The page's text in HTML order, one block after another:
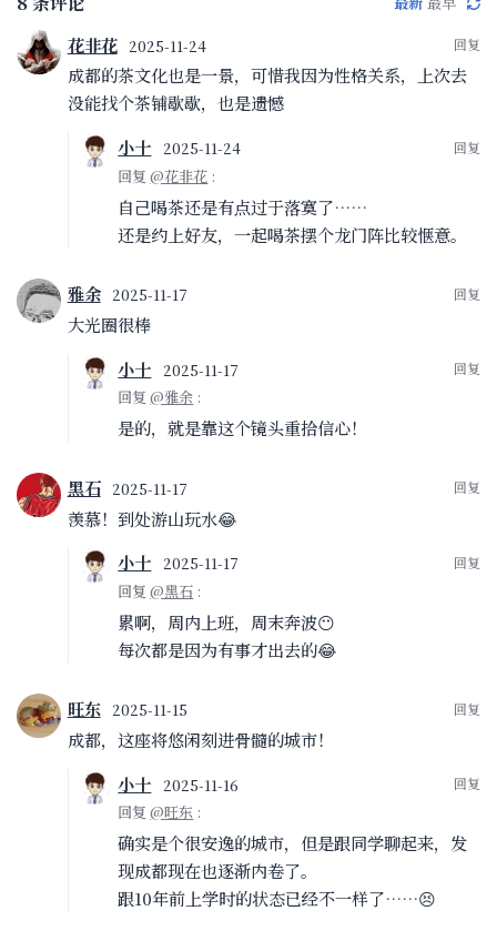
花非花 2025-11-24
成都的茶文化也是一景，可惜我因为性格关系，上次去
没能找个茶铺歇歇，也是遗憾
小十
2025-11-24
回复@花非花 :
自己喝茶还是有点过于落寞了……
还是约上好友，一起喝茶摆个龙门阵比较惬意。
雅余 2025-11-17
大光圈很棒
小十
2025-11-17
回复@雅余 :
是的，就是靠这个镜头重拾信心！
黑石 2025-11-17
羡慕！到处游山玩水😂
小十
2025-11-17
回复@黑石 :
累啊，周内上班，周末奔波😶
每次都是因为有事才出去的😂
旺东 2025-11-15
成都，这座将悠闲刻进骨髓的城市！
小十
2025-11-16
回复@旺东 :
确实是个很安逸的城市，但是跟同学聊起来，发
现成都现在也逐渐内卷了。
跟10年前上学时的状态已经不一样了……😣